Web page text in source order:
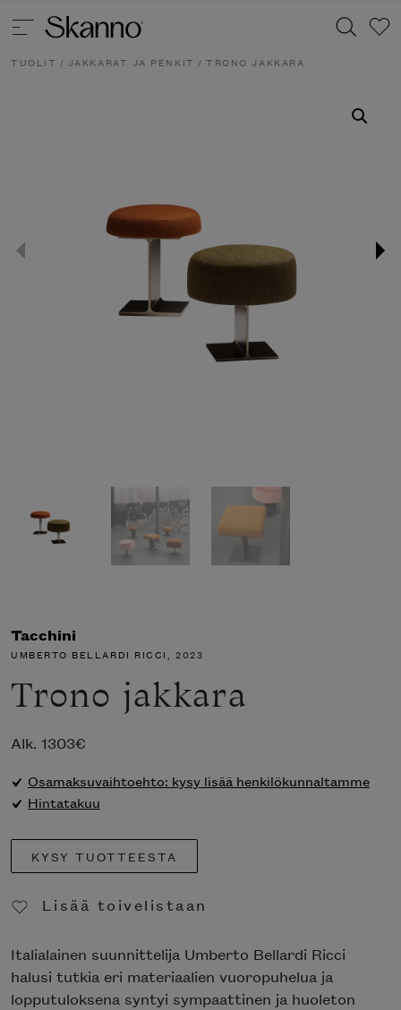
TUOLIT / JAKKARAT JA PENKIT / TRONO JAKKARA
Tacchini
UMBERTO BELLARDI RICCI, 2023
Trono jakkara
Alk. 1303€
Osamaksuvaihtoehto: kysy lisää henkilökunnaltamme
Hintatakuu
KYSY TUOTTEESTA
Lisää toivelistaan
Italialainen suunnittelija Umberto Bellardi Ricci
halusi tutkia eri materiaalien vuoropuhelua ja
lopputuloksena syntyi sympaattinen ja huoleton